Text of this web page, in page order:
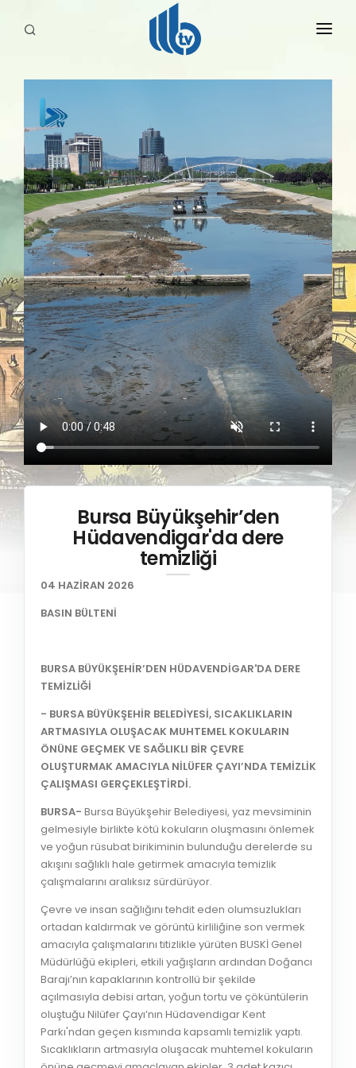
HABERLER
YAYINLARIMIZ
Bursa Büyükşehir’den
Hüdavendigar'da dere
temizliği
04 HAZİRAN 2026
BASIN BÜLTENİ
BURSA BÜYÜKŞEHİR’DEN HÜDAVENDİGAR'DA DERE
TEMİZLİĞİ
- BURSA BÜYÜKŞEHİR BELEDİYESİ, SICAKLIKLARIN
ARTMASIYLA OLUŞACAK MUHTEMEL KOKULARIN
ÖNÜNE GEÇMEK VE SAĞLIKLI BİR ÇEVRE
OLUŞTURMAK AMACIYLA NİLÜFER ÇAYI’NDA TEMİZLİK
ÇALIŞMASI GERÇEKLEŞTİRDİ.
BURSA- Bursa Büyükşehir Belediyesi, yaz mevsiminin
gelmesiyle birlikte kötü kokuların oluşmasını önlemek
ve yoğun rüsubat birikiminin bulunduğu derelerde su
akışını sağlıklı hale getirmek amacıyla temizlik
çalışmalarını aralıksız sürdürüyor.
Çevre ve insan sağlığını tehdit eden olumsuzlukları
ortadan kaldırmak ve görüntü kirliliğine son vermek
amacıyla çalışmalarını titizlikle yürüten BUSKİ Genel
Müdürlüğü ekipleri, etkili yağışların ardından Doğancı
Barajı’nın kapaklarının kontrollü bir şekilde
açılmasıyla debisi artan, yoğun tortu ve çöküntülerin
oluştuğu Nilüfer Çayı’nın Hüdavendigar Kent
Parkı'ndan geçen kısmında kapsamlı temizlik yaptı.
Sıcaklıkların artmasıyla oluşacak muhtemel kokuların